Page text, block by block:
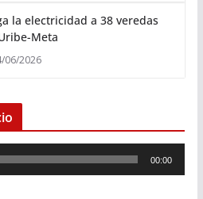
la electricidad a 38 veredas
Meta
06/2026
00:00